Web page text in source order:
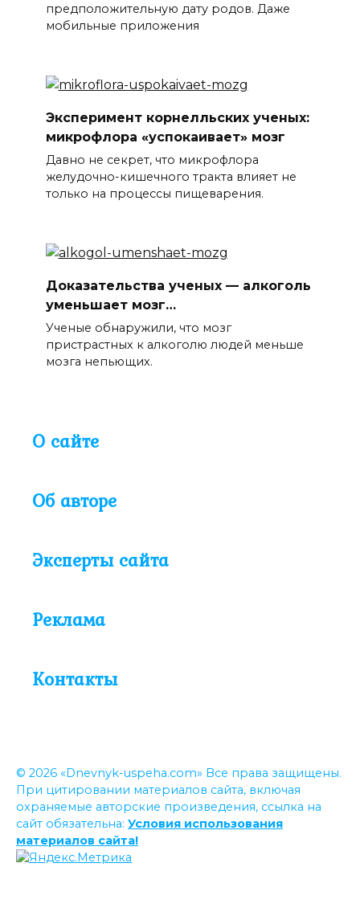
предположительную дату родов. Даже
мобильные приложения
Эксперимент корнелльских ученых:
микрофлора «успокаивает» мозг
Давно не секрет, что микрофлора
желудочно-кишечного тракта влияет не
только на процессы пищеварения.
Доказательства ученых — алкоголь
уменьшает мозг…
Ученые обнаружили, что мозг
пристрастных к алкоголю людей меньше
мозга непьющих.
О сайте
Об авторе
Эксперты сайта
Реклама
Контакты
© 2026 «Dnevnyk-uspeha.com» Все права защищены.
При цитировании материалов сайта, включая
охраняемые авторские произведения, ссылка на
сайт обязательна: Условия использования
материалов сайта!